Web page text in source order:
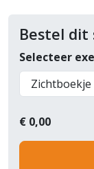
Bestel dit
Selecteer
€ 0,00